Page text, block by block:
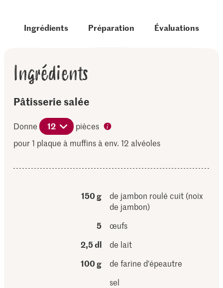
Ingrédients Préparation Évaluations
Ingrédients
Pâtisserie salée
Donne 12
pièces
pour 1 plaque à muffins à env. 12 alvéoles
150 g
de jambon roulé cuit (noix
de jambon)
5
œufs
2,5 dl
de lait
100 g
de farine d'épeautre
sel